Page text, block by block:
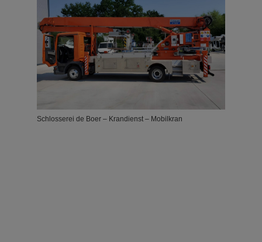
Schlosserei de Boer – Krandienst – Mobilkran